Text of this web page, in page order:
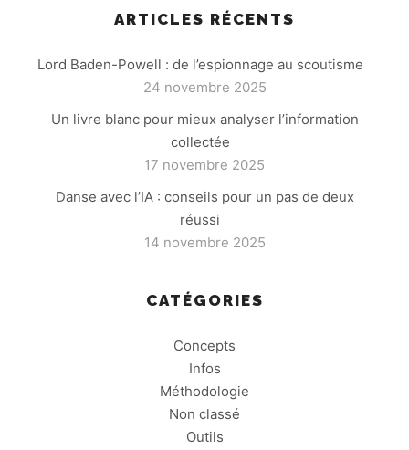
ARTICLES RÉCENTS
Lord Baden-Powell : de l’espionnage au scoutisme
24 novembre 2025
Un livre blanc pour mieux analyser l’information
collectée
17 novembre 2025
Danse avec l’IA : conseils pour un pas de deux
réussi
14 novembre 2025
CATÉGORIES
Concepts
Infos
Méthodologie
Non classé
Outils